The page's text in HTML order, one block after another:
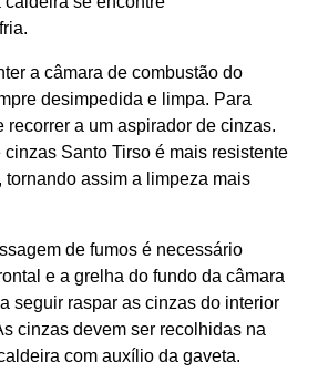
a câmara de combustão do
desimpedida e limpa. Para
recorrer a um aspirador de cinzas.
cinzas Santo Tirso é mais resistente
tornando assim a limpeza mais
de fumos é necessário
e a grelha do fundo da câmara
seguir raspar as cinzas do interior
cinzas devem ser recolhidas na
com auxílio da gaveta.